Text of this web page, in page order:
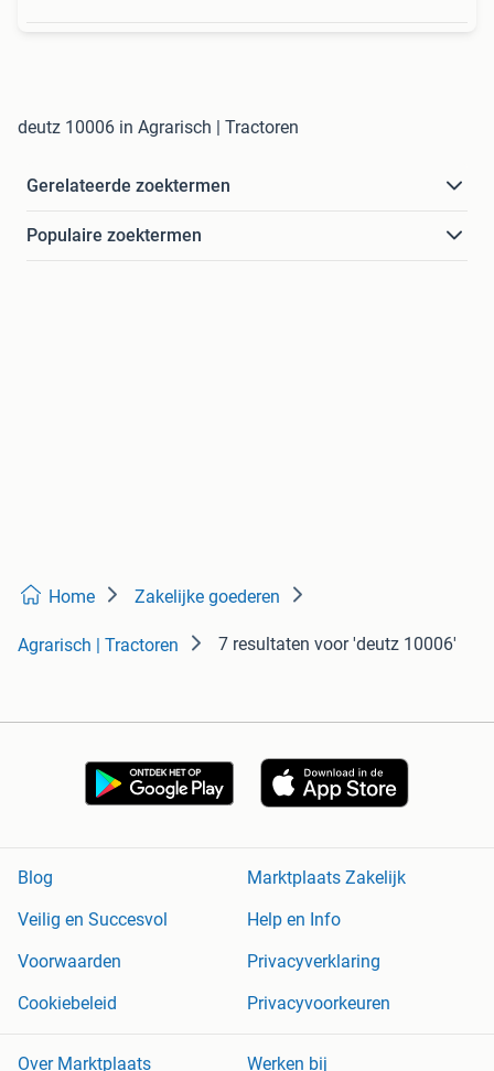
deutz 10006 in Agrarisch | Tractoren
Gerelateerde zoektermen
Populaire zoektermen
Home Zakelijke goederen
Agrarisch | Tractoren 7 resultaten voor 'deutz 10006'
Blog
Marktplaats Zakelijk
Veilig en Succesvol
Help en Info
Voorwaarden
Privacyverklaring
Cookiebeleid
Privacyvoorkeuren
Over Marktplaats Werken bij